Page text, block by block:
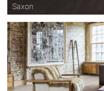
Saxon